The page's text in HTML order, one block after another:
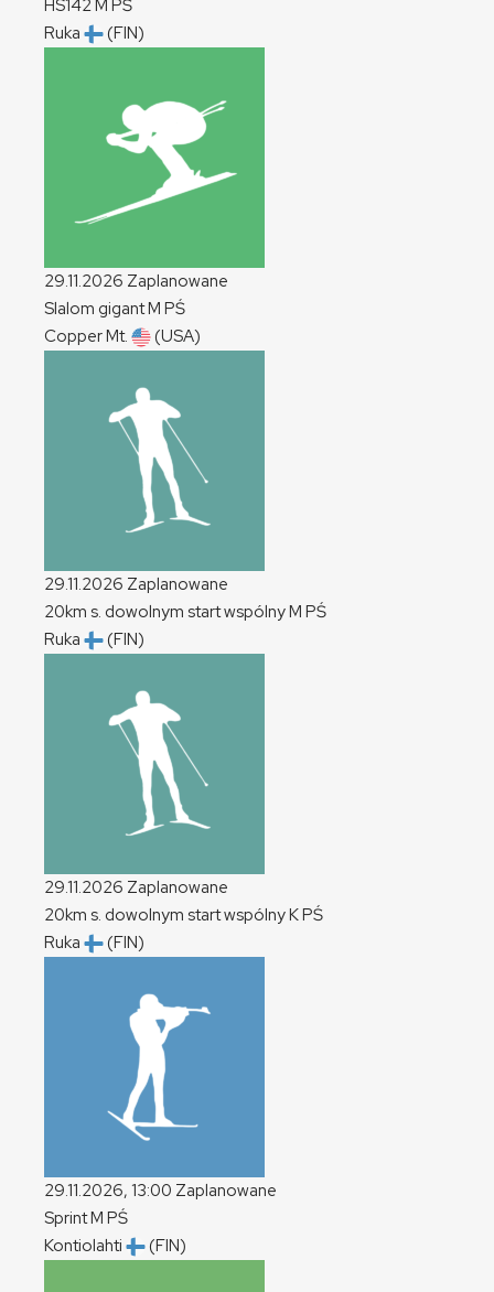
HS142M PŚ
Ruka
(FIN)
29.11.2026 Zaplanowane
Slalom gigantM PŚ
Copper Mt.
(USA)
29.11.2026 Zaplanowane
20km s. dowolnym start wspólnyM PŚ
Ruka
(FIN)
29.11.2026 Zaplanowane
20km s. dowolnym start wspólnyKPŚ
Ruka
(FIN)
29.11.2026, 13:00 Zaplanowane
SprintM PŚ
Kontiolahti
(FIN)